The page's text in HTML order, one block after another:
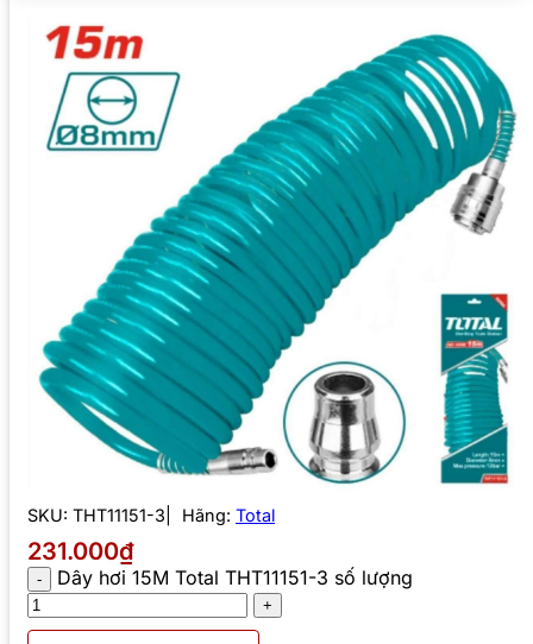
SKU: THT11151-3 Hãng: Total
231.000₫
Dây hơi 15M Total THT11151-3 số lượng